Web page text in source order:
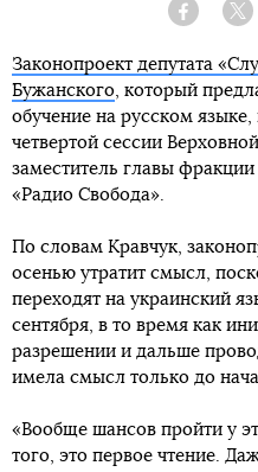
Facebook
Законопроект депутата
Бужанского, который
обучение на русском языке,
четвертой сессии
заместитель главы
«Радио Свобода».
По словам Кравчук,
осенью утратит смысл,
переходят на украинский
сентября, в то время как
разрешении и дальше
имела смысл только до
«Вообще шансов пройти у
того, это первое чтение.